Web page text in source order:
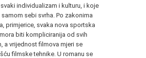
individualizam i kulturu, i koje
sebi svrha. Po zakonima
primjerice, svaka nova sportska
biti kompliciranija od svih
a vrijednost filmova mjeri se
filmske tehnike. U romanu se